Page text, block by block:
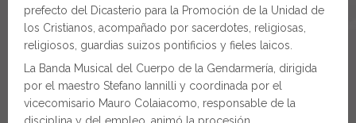
prefecto del Dicasterio para la Promoción de la Unidad de
los Cristianos, acompañado por sacerdotes, religiosas,
religiosos, guardias suizos pontificios y fieles laicos.
La Banda Musical del Cuerpo de la Gendarmería, dirigida
por el maestro Stefano Iannilli y coordinada por el
vicecomisario Mauro Colaiacomo, responsable de la
disciplina y del empleo, animó la procesión.